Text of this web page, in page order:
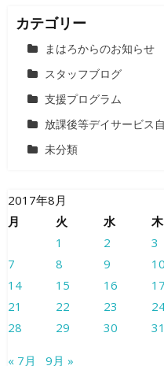
カテゴリー
まはろからのお知らせ
スタッフブログ
支援プログラム
放課後等デイサービス
未分類
2017年8月
月
火 水 木
1
2 3
7
8 9 10
14
15 16 17
21
22 23
28
29 30 31
« 7月 9月 »